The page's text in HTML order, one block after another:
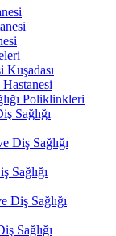
Kuşadası
Poliklinkleri
Sağlığı
Diş Sağlığı
Sağlığı
Diş Sağlığı
Sağlığı